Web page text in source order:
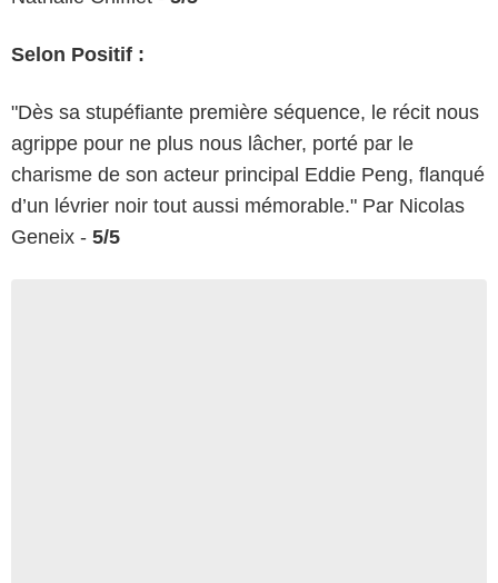
Selon Positif :
"Dès sa stupéfiante première séquence, le récit nous
agrippe pour ne plus nous lâcher, porté par le
charisme de son acteur principal Eddie Peng, flanqué
d’un lévrier noir tout aussi mémorable." Par Nicolas
Geneix - 5/5